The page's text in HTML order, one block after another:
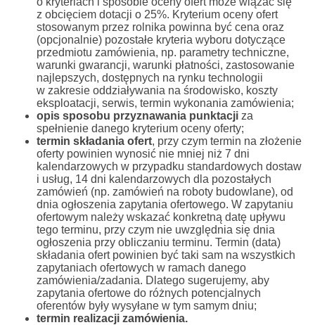
z obcięciem dotacji o 25%. Kryterium oceny ofert
stosowanym przez rolnika powinna być cena oraz
(opcjonalnie) pozostałe kryteria wyboru dotyczące
przedmiotu zamówienia, np. parametry techniczne,
warunki gwarancji, warunki płatności, zastosowanie
najlepszych, dostępnych na rynku technologii
w zakresie oddziaływania na środowisko, koszty
eksploatacji, serwis, termin wykonania zamówienia;
opis sposobu przyznawania punktacji za
spełnienie danego kryterium oceny oferty;
termin składania ofert, przy czym termin na złożenie
oferty powinien wynosić nie mniej niż 7 dni
kalendarzowych w przypadku standardowych dostaw
i usług, 14 dni kalendarzowych dla pozostałych
zamówień (np. zamówień na roboty budowlane), od
dnia ogłoszenia zapytania ofertowego. W zapytaniu
ofertowym należy wskazać konkretną datę upływu
tego terminu, przy czym nie uwzględnia się dnia
ogłoszenia przy obliczaniu terminu. Termin (data)
składania ofert powinien być taki sam na wszystkich
zapytaniach ofertowych w ramach danego
zamówienia/zadania. Dlatego sugerujemy, aby
zapytania ofertowe do różnych potencjalnych
oferentów były wysyłane w tym samym dniu;
termin realizacji zamówienia.